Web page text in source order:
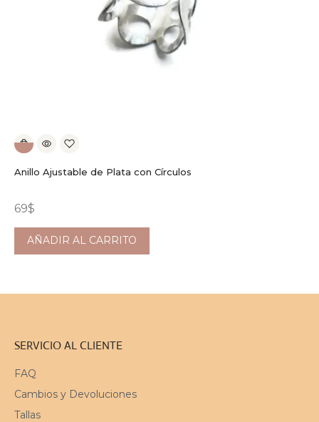
Anillo Ajustable de Plata con Círculos
69$
AÑADIR AL CARRITO
SERVICIO AL CLIENTE
FAQ
Cambios y Devoluciones
Tallas